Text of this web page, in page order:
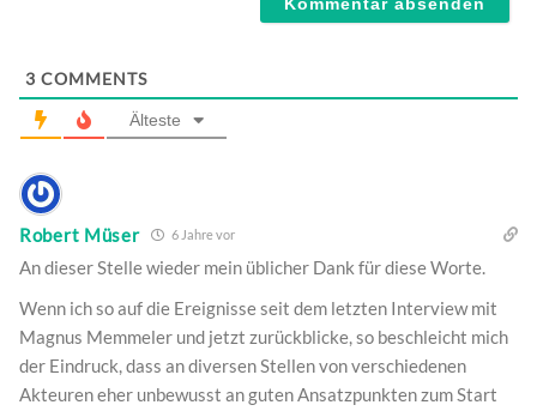
3 COMMENTS
Älteste
Robert Müser 6 Jahre vor
An dieser Stelle wieder mein üblicher Dank für diese Worte.
Wenn ich so auf die Ereignisse seit dem letzten Interview mit
Magnus Memmeler und jetzt zurückblicke, so beschleicht mich
der Eindruck, dass an diversen Stellen von verschiedenen
Akteuren eher unbewusst an guten Ansatzpunkten zum Start